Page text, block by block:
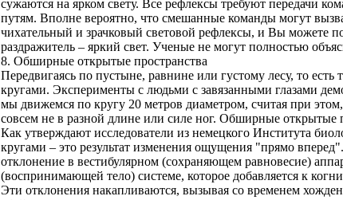
сужаются на ярком свету. Все рефлексы требуют передачи
путям. Вполне вероятно, что смешанные команды могут
чихательный и зрачковый световой рефлексы, и Вы можете
раздражитель – яркий свет. Ученые не могут полностью
8. Обширные открытые пространства
Передвигаясь по пустыне, равнине или густому лесу, то
кругами. Эксперименты с людьми с завязанными глазами
мы движемся по кругу 20 метров диаметром, считая при
совсем не в разной длине или силе ног. Обширные открытые
Как утверждают исследователи из немецкого Института
кругами – это результат изменения ощущения "прямо
отклонение в вестибулярном (сохраняющем равновесие)
(воспринимающей тело) системе, которое добавляется к
Эти отклонения накапливаются, вызывая со временем